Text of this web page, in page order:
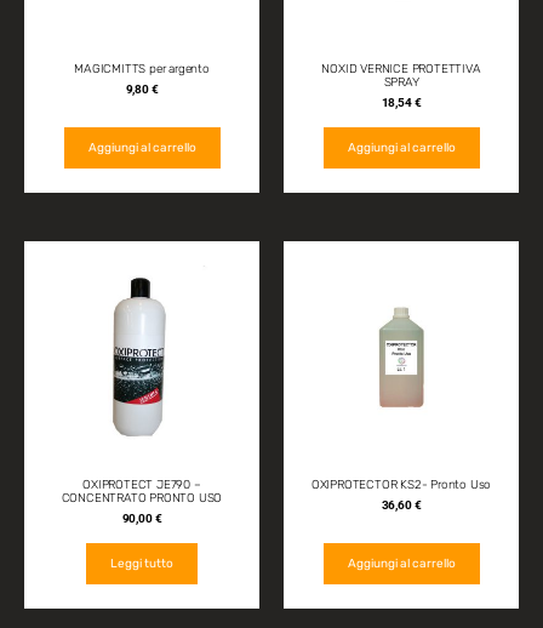
MAGICMITTS per argento
9,80€
Aggiungi al carrello
NOXID VERNICE PROTETTIVA
SPRAY
18,54€
Aggiungi al carrello
OXIPROTECT JE790 –
CONCENTRATO PRONTO USO
90,00€
Leggi tutto
OXIPROTECTOR KS2- Pronto Uso
36,60€
Aggiungi al carrello